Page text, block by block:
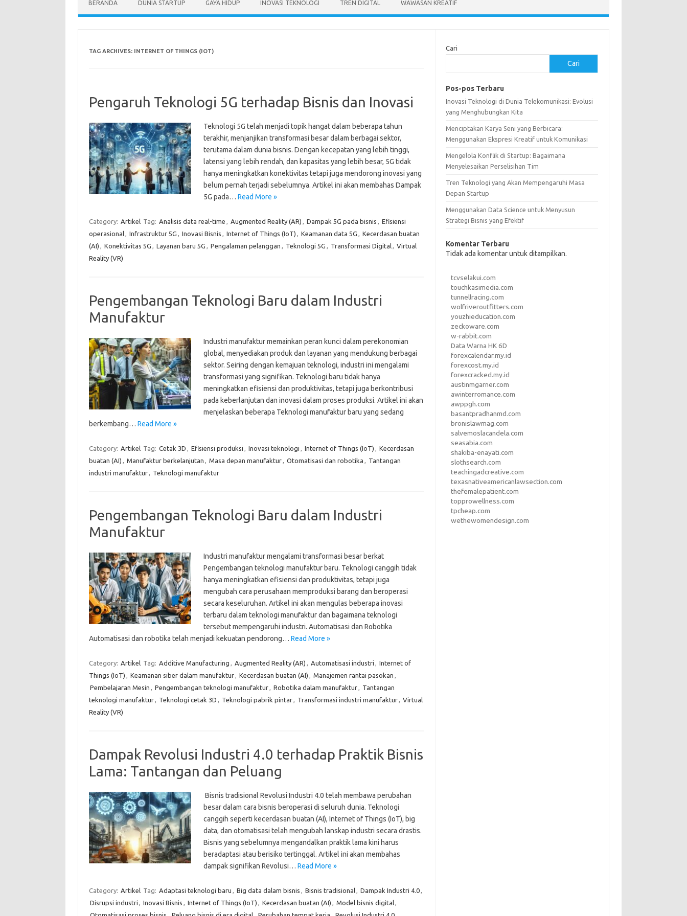
BERANDA DUNIA STARTUP GAYA HIDUP INOVASI TEKNOLOGI TREN DIGITAL WAWASAN KREATIF
TAG ARCHIVES: INTERNET OF THINGS (IOT)
Pengaruh Teknologi 5G terhadap Bisnis dan Inovasi
Teknologi 5G telah menjadi topik hangat dalam beberapa tahun
terakhir, menjanjikan transformasi besar dalam berbagai sektor,
terutama dalam dunia bisnis. Dengan kecepatan yang lebih tinggi,
latensi yang lebih rendah, dan kapasitas yang lebih besar, 5G tidak
hanya meningkatkan konektivitas tetapi juga mendorong inovasi yang
belum pernah terjadi sebelumnya. Artikel ini akan membahas Dampak
5G pada… Read More »
Category: Artikel Tag: Analisis data real-time , Augmented Reality (AR) , Dampak 5G pada bisnis , Efisiensi
operasional, Infrastruktur 5G , Inovasi Bisnis , Internet of Things (IoT) , Keamanan data 5G , Kecerdasan buatan
(AI) , Konektivitas 5G , Layanan baru 5G , Pengalaman pelanggan , Teknologi 5G , Transformasi Digital, Virtual
Reality (VR)
Pengembangan Teknologi Baru dalam Industri
Manufaktur
Industri manufaktur memainkan peran kunci dalam perekonomian
global, menyediakan produk dan layanan yang mendukung berbagai
sektor. Seiring dengan kemajuan teknologi, industri ini mengalami
transformasi yang signifikan. Teknologi baru tidak hanya
meningkatkan efisiensi dan produktivitas, tetapi juga berkontribusi
pada keberlanjutan dan inovasi dalam proses produksi. Artikel ini akan
menjelaskan beberapa Teknologi manufaktur baru yang sedang
berkembang… Read More »
Category: Artikel Tag: Cetak 3D , Efisiensi produksi , Inovasi teknologi , Internet of Things (IoT) , Kecerdasan
buatan (AI) , Manufaktur berkelanjutan , Masa depan manufaktur, Otomatisasi dan robotika , Tantangan
industri manufaktur, Teknologi manufaktur
Pengembangan Teknologi Baru dalam Industri
Manufaktur
Industri manufaktur mengalami transformasi besar berkat
Pengembangan teknologi manufaktur baru. Teknologi canggih tidak
hanya meningkatkan efisiensi dan produktivitas, tetapi juga
mengubah cara perusahaan memproduksi barang dan beroperasi
secara keseluruhan. Artikel ini akan mengulas beberapa inovasi
terbaru dalam teknologi manufaktur dan bagaimana teknologi
tersebut mempengaruhi industri. Automatisasi dan Robotika
Automatisasi dan robotika telah menjadi kekuatan pendorong… Read More »
Category: Artikel Tag: Additive Manufacturing , Augmented Reality (AR) , Automatisasi industri , Internet of
Things (IoT) , Keamanan siber dalam manufaktur, Kecerdasan buatan (AI) , Manajemen rantai pasokan ,
Pembelajaran Mesin , Pengembangan teknologi manufaktur, Robotika dalam manufaktur, Tantangan
teknologi manufaktur, Teknologi cetak 3D , Teknologi pabrik pintar, Transformasi industri manufaktur, Virtual
Reality (VR)
Dampak Revolusi Industri 4.0 terhadap Praktik Bisnis
Lama: Tantangan dan Peluang
Bisnis tradisional Revolusi Industri 4.0 telah membawa perubahan
besar dalam cara bisnis beroperasi di seluruh dunia. Teknologi
canggih seperti kecerdasan buatan (AI), Internet of Things (IoT), big
data, dan otomatisasi telah mengubah lanskap industri secara drastis.
Bisnis yang sebelumnya mengandalkan praktik lama kini harus
beradaptasi atau berisiko tertinggal. Artikel ini akan membahas
dampak signifikan Revolusi… Read More »
Category: Artikel Tag: Adaptasi teknologi baru , Big data dalam bisnis , Bisnis tradisional, Dampak Industri 4.0,
Disrupsi industri , Inovasi Bisnis , Internet of Things (IoT) , Kecerdasan buatan (AI) , Model bisnis digital,
Cari
Cari
Pos-pos Terbaru
Inovasi Teknologi di Dunia Telekomunikasi: Evolusi
yang Menghubungkan Kita
Menciptakan Karya Seni yang Berbicara:
Menggunakan Ekspresi Kreatif untuk Komunikasi
Mengelola Konflik di Startup: Bagaimana
Menyelesaikan Perselisihan Tim
Tren Teknologi yang Akan Mempengaruhi Masa
Depan Startup
Menggunakan Data Science untuk Menyusun
Strategi Bisnis yang Efektif
Komentar Terbaru
Tidak ada komentar untuk ditampilkan.
tcvselakui.com
touchkasimedia.com
tunnellracing.com
wolfriveroutfitters.com
youzhieducation.com
zeckoware.com
w-rabbit.com
Data Warna HK 6D
forexcalendar.my.id
forexcost.my.id
forexcracked.my.id
austinmgarner.com
awinterromance.com
awppgh.com
basantpradhanmd.com
bronislawmag.com
salvemoslacandela.com
seasabia.com
shakiba-enayati.com
slothsearch.com
teachingadcreative.com
texasnativeamericanlawsection.com
thefemalepatient.com
topprowellness.com
tpcheap.com
wethewomendesign.com